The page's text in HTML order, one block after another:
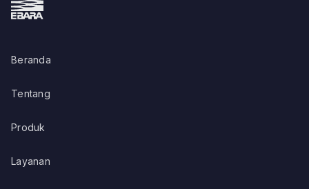
Beranda
Tentang
Produk
Layanan